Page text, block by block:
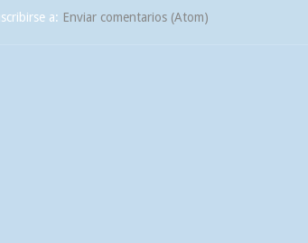
a: Enviar comentarios (Atom)